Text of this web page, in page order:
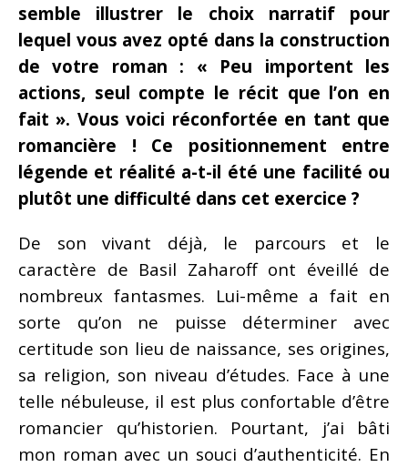
semble illustrer le choix narratif pour
lequel vous avez opté dans la construction
de votre roman : « Peu importent les
actions, seul compte le récit que l’on en
fait ». Vous voici réconfortée en tant que
romancière ! Ce positionnement entre
légende et réalité a-t-il été une facilité ou
plutôt une difficulté dans cet exercice ?
De son vivant déjà, le parcours et le
caractère de Basil Zaharoff ont éveillé de
nombreux fantasmes. Lui-même a fait en
sorte qu’on ne puisse déterminer avec
certitude son lieu de naissance, ses origines,
sa religion, son niveau d’études. Face à une
telle nébuleuse, il est plus confortable d’être
romancier qu’historien. Pourtant, j’ai bâti
mon roman avec un souci d’authenticité. En